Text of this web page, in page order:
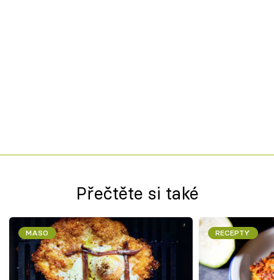
Přečtěte si také
MASO RECEPTY